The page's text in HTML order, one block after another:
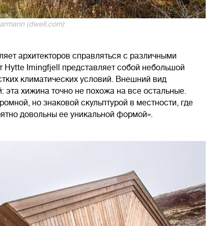
(dwell.com)
архитекторов справляться с различными
Hytte Imingfjell представляет собой небольшой
климатических условий. Внешний вид
хижина точно не похожа на все остальные.
но знаковой скульптурой в местности, где
довольны ее уникальной формой».